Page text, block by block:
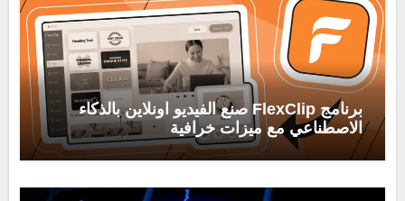
برنامج FlexClip صنع الفيديو اونلاين بالذكاء
الاصطناعي مع ميزات خرافية